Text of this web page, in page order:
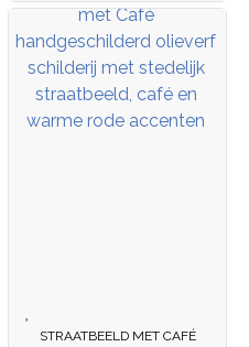
STRAATBEELD MET CAFÉ